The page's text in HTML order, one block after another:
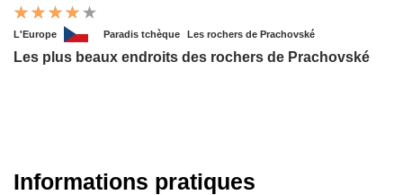
L'Europe Paradis tchèque Les rochers de Prachovské
Les plus beaux endroits des rochers de Prachovské
Informations pratiques